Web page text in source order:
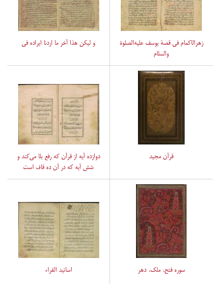
زهرالاکمام فی قصة یوسف علیه‌الصلوة
والسلام
و لیکن هذا آخر ما اردنا ایراده فی
قرآن مجید
دوازده آیه از قرآن که رفع بلا می‌کند و
شش آیه که در آن ده قاف است
سوره فتح، ملک، دهر اسانید القراء